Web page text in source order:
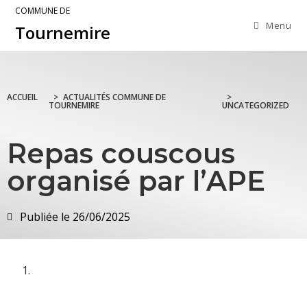
COMMUNE DE
Tournemire Menu
ACCUEIL > ACTUALITÉS COMMUNE DE
TOURNEMIRE
>
UNCATEGORIZED
Repas couscous
organisé par l’APE
Publiée le 26/06/2025